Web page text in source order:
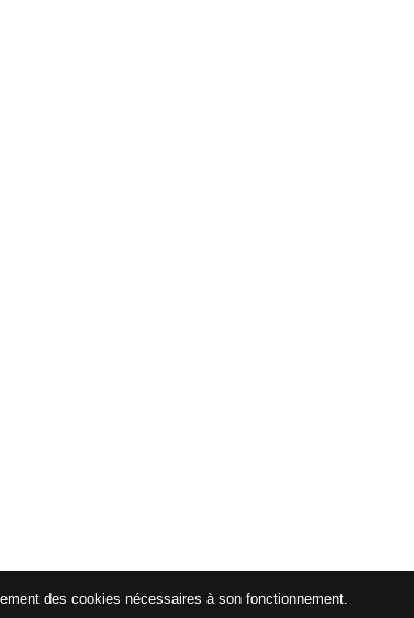
des cookies nécessaires à son fonctionnement.